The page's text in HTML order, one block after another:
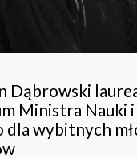
Dąbrowski
Ministra Nauki
dla wybitnych